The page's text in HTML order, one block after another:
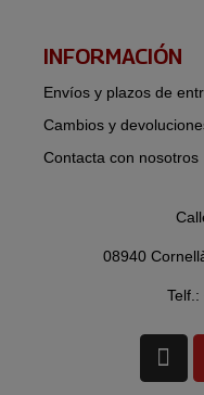
INFORMACIÓN​
Envíos y plazos de
Cambios y
Contacta con nosotros
08940
Telf.: